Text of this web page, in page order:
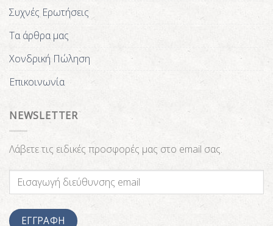
Συχνές Ερωτήσεις
Τα άρθρα μας
Χονδρική Πώληση
Επικοινωνία
NEWSLETTER
Λάβετε τις ειδικές προσφορές μας στο email σας.